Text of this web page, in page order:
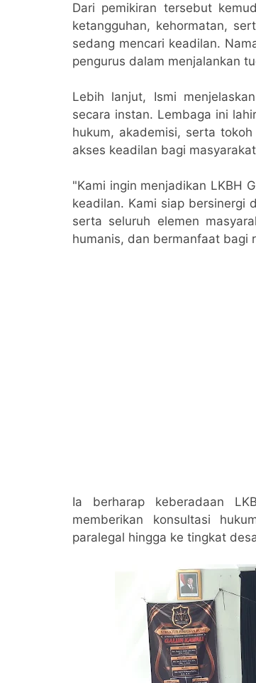
Dari pemikiran tersebut
ketangguhan, kehormatan,
sedang mencari keadilan.
pengurus dalam menjalankan
Lebih lanjut, Ismi
secara instan. Lembaga ini
hukum, akademisi, serta
akses keadilan bagi
"Kami ingin menjadikan LKBH
keadilan. Kami siap bersinergi
serta seluruh elemen
humanis, dan bermanfaat bagi
Ia berharap keberadaan
memberikan konsultasi
paralegal hingga ke tingkat